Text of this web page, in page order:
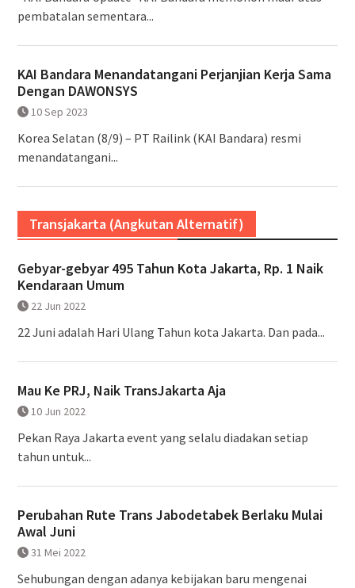
pembatalan sementara...
KAI Bandara Menandatangani Perjanjian Kerja Sama
Dengan DAWONSYS
10 Sep 2023
Korea Selatan (8/9) – PT Railink (KAI Bandara) resmi
menandatangani...
Transjakarta (Angkutan Alternatif)
Gebyar-gebyar 495 Tahun Kota Jakarta, Rp. 1 Naik
Kendaraan Umum
22 Jun 2022
22 Juni adalah Hari Ulang Tahun kota Jakarta. Dan pada...
Mau Ke PRJ, Naik TransJakarta Aja
10 Jun 2022
Pekan Raya Jakarta event yang selalu diadakan setiap
tahun untuk...
Perubahan Rute Trans Jabodetabek Berlaku Mulai
Awal Juni
31 Mei 2022
Sehubungan dengan adanya kebijakan baru mengenai